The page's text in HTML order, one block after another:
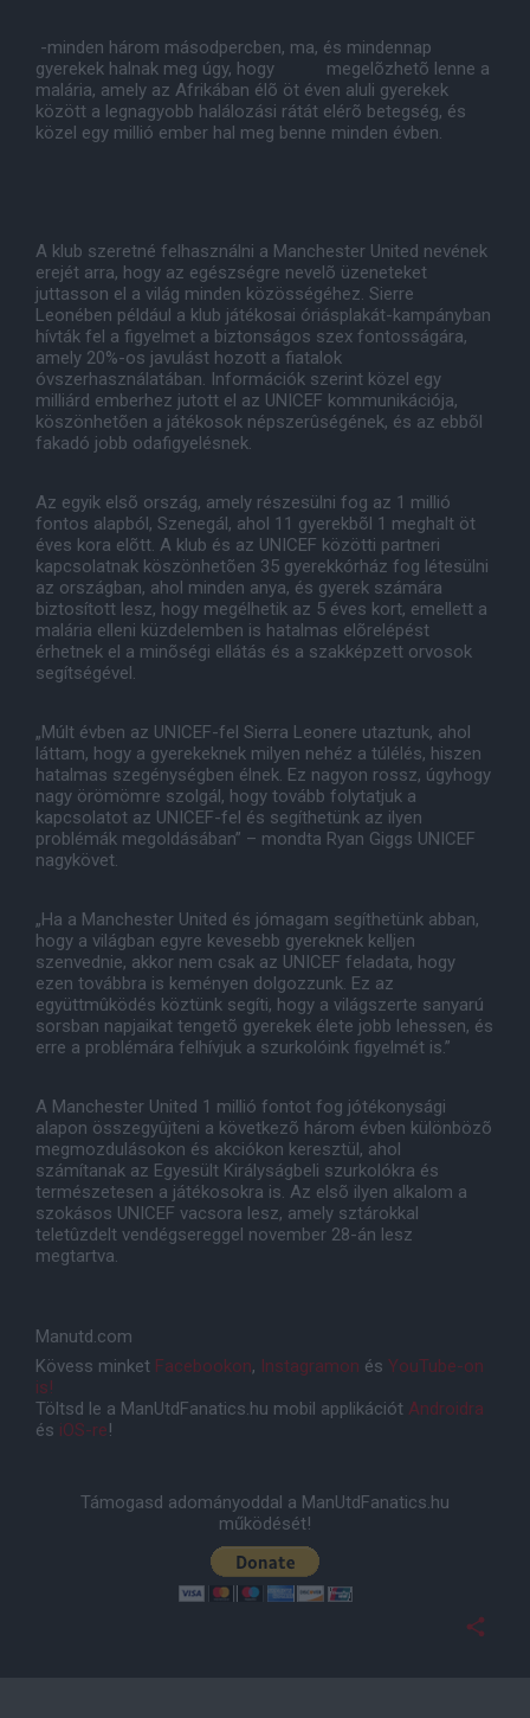
-minden három másodpercben, ma, és mindennap
gyerekek halnak meg úgy, hogy megelõzhetõ lenne a
malária, amely az Afrikában élõ öt éven aluli gyerekek
között a legnagyobb halálozási rátát elérõ betegség, és
közel egy millió ember hal meg benne minden évben.
A klub szeretné felhasználni a Manchester United nevének
erejét arra, hogy az egészségre nevelõ üzeneteket
juttasson el a világ minden közösségéhez. Sierre
Leonében például a klub játékosai óriásplakát-kampányban
hívták fel a figyelmet a biztonságos szex fontosságára,
amely 20%-os javulást hozott a fiatalok
óvszerhasználatában. Információk szerint közel egy
milliárd emberhez jutott el az UNICEF kommunikációja,
köszönhetõen a játékosok népszerûségének, és az ebbõl
fakadó jobb odafigyelésnek.
Az egyik elsõ ország, amely részesülni fog az 1 millió
fontos alapból, Szenegál, ahol 11 gyerekbõl 1 meghalt öt
éves kora elõtt. A klub és az UNICEF közötti partneri
kapcsolatnak köszönhetõen 35 gyerekkórház fog létesülni
az országban, ahol minden anya, és gyerek számára
biztosított lesz, hogy megélhetik az 5 éves kort, emellett a
malária elleni küzdelemben is hatalmas elõrelépést
érhetnek el a minõségi ellátás és a szakképzett orvosok
segítségével.
„Múlt évben az UNICEF-fel Sierra Leonere utaztunk, ahol
láttam, hogy a gyerekeknek milyen nehéz a túlélés, hiszen
hatalmas szegénységben élnek. Ez nagyon rossz, úgyhogy
nagy örömömre szolgál, hogy tovább folytatjuk a
kapcsolatot az UNICEF-fel és segíthetünk az ilyen
problémák megoldásában” – mondta Ryan Giggs UNICEF
nagykövet.
„Ha a Manchester United és jómagam segíthetünk abban,
hogy a világban egyre kevesebb gyereknek kelljen
szenvednie, akkor nem csak az UNICEF feladata, hogy
ezen továbbra is keményen dolgozzunk. Ez az
együttmûködés köztünk segíti, hogy a világszerte sanyarú
sorsban napjaikat tengetõ gyerekek élete jobb lehessen, és
erre a problémára felhívjuk a szurkolóink figyelmét is.”
A Manchester United 1 millió fontot fog jótékonysági
alapon összegyûjteni a következõ három évben különbözõ
megmozdulásokon és akciókon keresztül, ahol
számítanak az Egyesült Királyságbeli szurkolókra és
természetesen a játékosokra is. Az elsõ ilyen alkalom a
szokásos UNICEF vacsora lesz, amely sztárokkal
teletûzdelt vendégsereggel november 28-án lesz
megtartva.
Manutd.com
Kövess minket Facebookon, Instagramon és YouTube-on
is!
Töltsd le a ManUtdFanatics.hu mobil applikációt Androidra
és iOS-re!
Támogasd adományoddal a ManUtdFanatics.hu
működését!